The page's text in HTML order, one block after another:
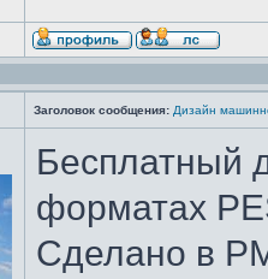
Заголовок сообщения: Дизайн
Бесплатный
форматах
Сделано в